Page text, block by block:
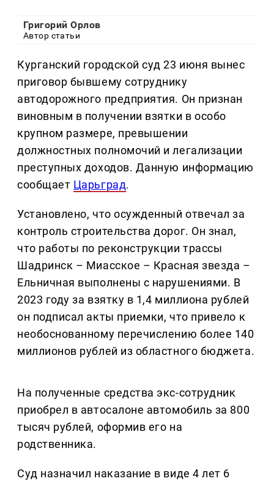
Григорий Орлов
Автор статьи
Курганский городской суд 23 июня вынес
приговор бывшему сотруднику
автодорожного предприятия. Он признан
виновным в получении взятки в особо
крупном размере, превышении
должностных полномочий и легализации
преступных доходов. Данную информацию
сообщает Царьград.
Установлено, что осужденный отвечал за
контроль строительства дорог. Он знал,
что работы по реконструкции трассы
Шадринск – Миасское – Красная звезда –
Ельничная выполнены с нарушениями. В
2023 году за взятку в 1,4 миллиона рублей
он подписал акты приемки, что привело к
необоснованному перечислению более 140
миллионов рублей из областного бюджета.
На полученные средства экс-сотрудник
приобрел в автосалоне автомобиль за 800
тысяч рублей, оформив его на
родственника.
Суд назначил наказание в виде 4 лет 6